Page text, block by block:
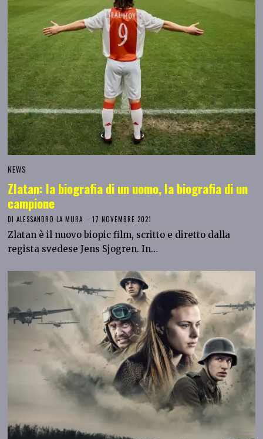
NEWS
Zlatan: la biografia di un uomo, la biografia di un
campione
DIALESSANDRO LA MURA 17 NOVEMBRE 2021
Zlatan è il nuovo biopic film, scritto e diretto dalla
regista svedese Jens Sjogren. In…